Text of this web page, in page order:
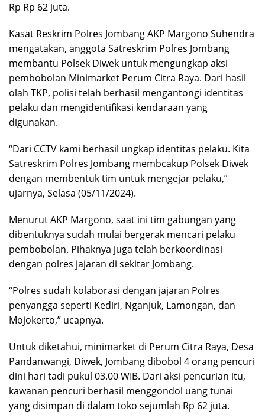
Rp Rp 62 juta.
Kasat Reskrim Polres Jombang AKP Margono Suhendra
mengatakan, anggota Satreskrim Polres Jombang
membantu Polsek Diwek untuk mengungkap aksi
pembobolan Minimarket Perum Citra Raya. Dari hasil
olah TKP, polisi telah berhasil mengantongi identitas
pelaku dan mengidentifikasi kendaraan yang
digunakan.
“Dari CCTV kami berhasil ungkap identitas pelaku. Kita
Satreskrim Polres Jombang membcakup Polsek Diwek
dengan membentuk tim untuk mengejar pelaku,”
ujarnya, Selasa (05/11/2024).
Menurut AKP Margono, saat ini tim gabungan yang
dibentuknya sudah mulai bergerak mencari pelaku
pembobolan. Pihaknya juga telah berkoordinasi
dengan polres jajaran di sekitar Jombang.
“Polres sudah kolaborasi dengan jajaran Polres
penyangga seperti Kediri, Nganjuk, Lamongan, dan
Mojokerto,” ucapnya.
Untuk diketahui, minimarket di Perum Citra Raya, Desa
Pandanwangi, Diwek, Jombang dibobol 4 orang pencuri
dini hari tadi pukul 03.00 WIB. Dari aksi pencurian itu,
kawanan pencuri berhasil menggondol uang tunai
yang disimpan di dalam toko sejumlah Rp 62 juta.